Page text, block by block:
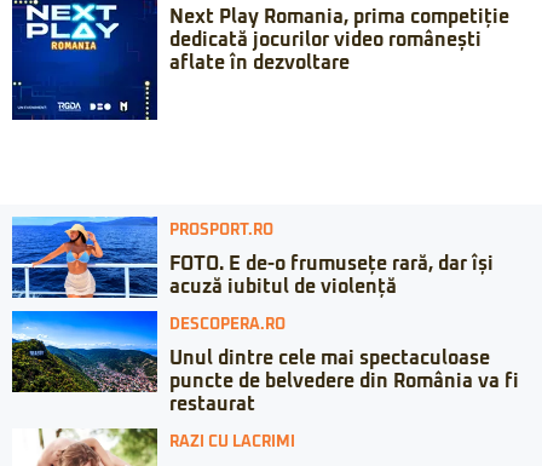
Next Play Romania, prima competiție
dedicată jocurilor video românești
aflate în dezvoltare
PROSPORT.RO
FOTO. E de-o frumusețe rară, dar își
acuză iubitul de violență
DESCOPERA.RO
Unul dintre cele mai spectaculoase
puncte de belvedere din România va fi
restaurat
RAZI CU LACRIMI